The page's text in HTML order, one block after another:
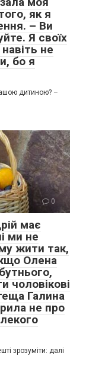
як я
– Ви
Я своїх
не
бо я
дитиною? –
0
має
ми не
жити так,
Олена
чоловікові
Галина
не про
зрозуміти: далі